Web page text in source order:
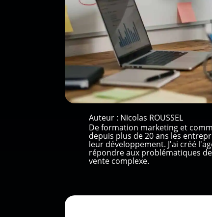
Auteur : Nicolas ROUSSEL
De formation marketing et
depuis plus de 20 ans les
leur développement. J'ai créé
répondre aux problématiques
vente complexe.